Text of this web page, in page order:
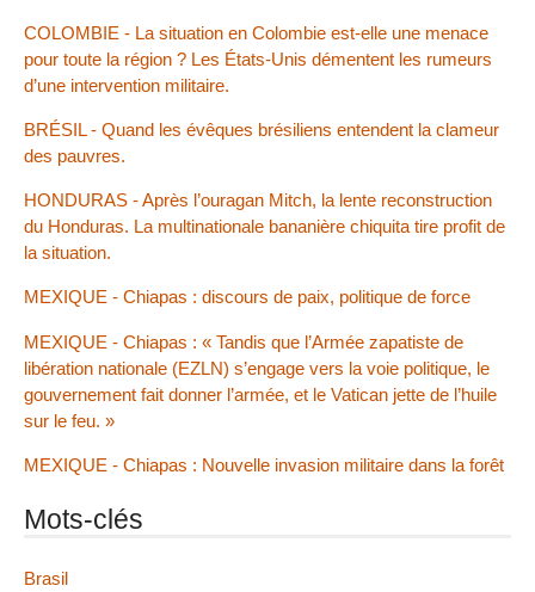
COLOMBIE - La situation en Colombie est-elle une menace
pour toute la région ? Les États-Unis démentent les rumeurs
d’une intervention militaire.
BRÉSIL - Quand les évêques brésiliens entendent la clameur
des pauvres.
HONDURAS - Après l’ouragan Mitch, la lente reconstruction
du Honduras. La multinationale bananière chiquita tire profit de
la situation.
MEXIQUE - Chiapas : discours de paix, politique de force
MEXIQUE - Chiapas : « Tandis que l’Armée zapatiste de
libération nationale (EZLN) s’engage vers la voie politique, le
gouvernement fait donner l’armée, et le Vatican jette de l’huile
sur le feu. »
MEXIQUE - Chiapas : Nouvelle invasion militaire dans la forêt
Mots-clés
Brasil